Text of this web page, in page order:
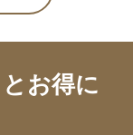
お得に